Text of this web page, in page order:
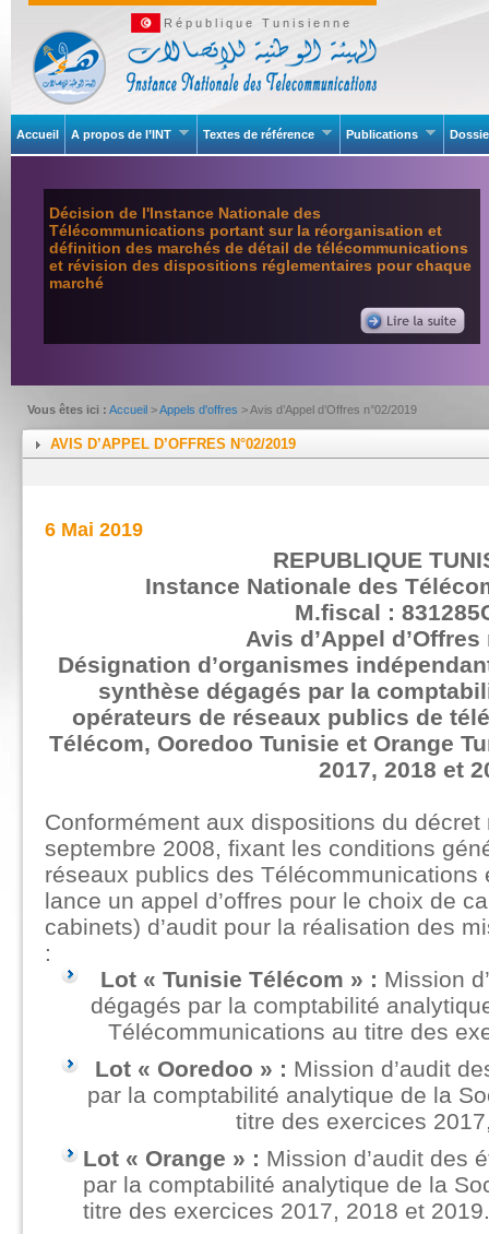
République Tunisienne
Accueil A propos de l’INT Textes de référence Publications
Décision de l'Instance Nationale des
Télécommunications portant sur la réorganisation et
définition des marchés de détail de télécommunications
et révision des dispositions réglementaires pour chaque
marché
Vous êtes ici : Accueil >Appels d'offres > Avis d’Appel d’Offres n°02/2019
AVIS D’APPEL D’OFFRES N°02/2019
6 Mai 2019
REPUBLIQUE
Instance Nationale des
M.fiscal :
Avis d’Appel d’Offres
Désignation d’organismes
synthèse dégagés par la
opérateurs de réseaux publics de
Télécom, Ooredoo Tunisie et Orange
2017, 2018 et
Conformément aux dispositions du décret
septembre 2008, fixant les conditions
réseaux publics des Télécommunications
lance un appel d’offres pour le choix de
cabinets) d’audit pour la réalisation des
:
Lot « Tunisie Télécom » : Mission
dégagés par la comptabilité
Télécommunications au titre des
Lot « Ooredoo » : Mission d’audit
par la comptabilité analytique de la
titre des exercices
Lot « Orange » : Mission d’audit des
par la comptabilité analytique de la
titre des exercices 2017, 2018 et 2019.